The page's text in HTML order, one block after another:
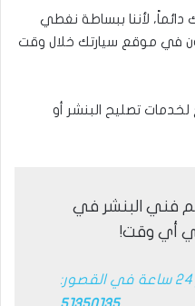
دائماً، لأننا ببساطة نغطي
في موقع سيارتك خلال وقت
لخدمات تصليح البنشر أو
فني البنشر في
في أي وقت!